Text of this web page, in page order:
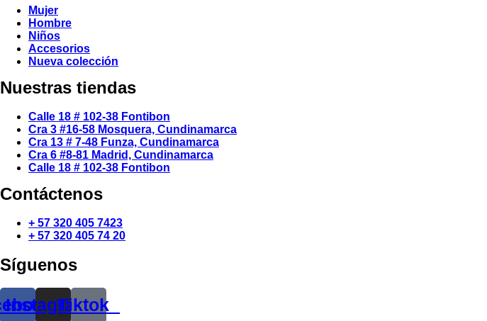
Mujer
Hombre
Niños
Accesorios
Nueva colección
Nuestras tiendas
Calle 18 # 102-38 Fontibon
Cra 3 #16-58 Mosquera, Cundinamarca
Cra 13 # 7-48 Funza, Cundinamarca
Cra 6 #8-81 Madrid, Cundinamarca
Calle 18 # 102-38 Fontibon
Contáctenos
+ 57 320 405 7423
+ 57 320 405 74 20
Síguenos
Instagram
Tiktok